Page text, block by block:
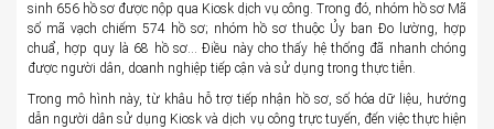
sinh 656 hồ sơ được nộp qua Kiosk dịch vụ công. Trong đó, nhóm hồ sơ Mã
số mã vạch chiếm 574 hồ sơ; nhóm hồ sơ thuộc Ủy ban Đo lường, hợp
chuẩ, hợp quy là 68 hồ sơ… Điều này cho thấy hệ thống đã nhanh chóng
được người dân, doanh nghiệp tiếp cận và sử dụng trong thực tiễn.
Trong mô hình này, từ khâu hỗ trợ tiếp nhận hồ sơ, số hóa dữ liệu, hướng
dẫn người dân sử dụng Kiosk và dịch vụ công trực tuyến, đến việc thực hiện